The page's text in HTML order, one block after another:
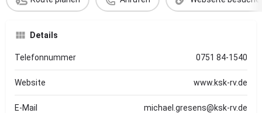
Details
Telefonnummer 0751 84-1540
Website www.ksk-rv.de
E-Mail michael.gresens@ksk-rv.de